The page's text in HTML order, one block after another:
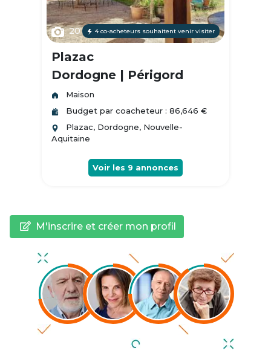
20 4 co-acheteurs souhaitent venir visiter
Plazac
Dordogne | Périgord
Maison
Budget par coacheteur : 86,646 €
Plazac, Dordogne, Nouvelle-
Aquitaine
Voir les 9 annonces
M'inscrire et créer mon profil